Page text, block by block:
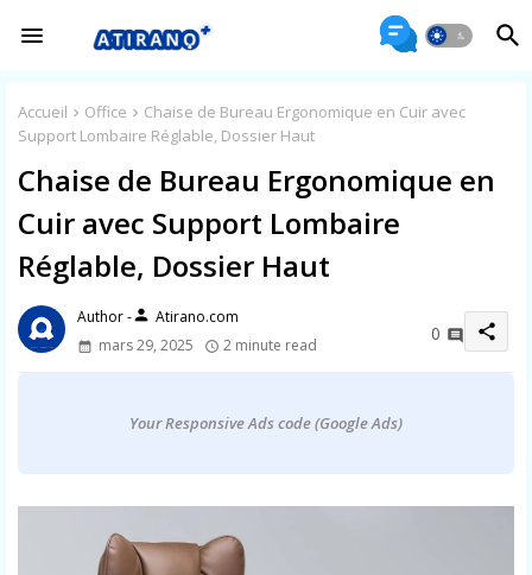
Accueil Office
Chaise de Bureau Ergonomique en Cuir avec
Support Lombaire Réglable, Dossier Haut
Chaise de Bureau Ergonomique en
Cuir avec Support Lombaire
Réglable, Dossier Haut
person Atirano.com
mars 29, 2025
2 minute read
0 share
Your Responsive Ads code (Google Ads)